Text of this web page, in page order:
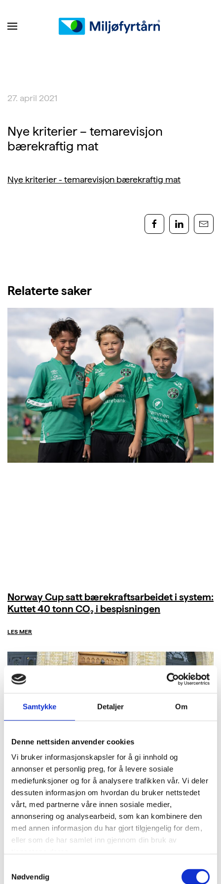
Samtykke Detaljer Om
Denne nettsiden anvender cookies
Vi bruker informasjonskapsler for å gi innhold og
annonser et personlig preg, for å levere sosiale
mediefunksjoner og for å analysere trafikken vår. Vi deler
dessuten informasjon om hvordan du bruker nettstedet
vårt, med partnerne våre innen sosiale medier,
annonsering og analysearbeid, som kan kombinere den
med annen informasjon du har gjort tilgjengelig for dem,
eller som de har samlet inn gjennom din bruk av
Nødvendig
27. april 2021
Nye kriterier – temarevisjon
bærekraftig mat
Nye kriterier - temarevisjon bærekraftig mat
Relaterte saker
Norway Cup satt bærekraftsarbeidet i system:
Kuttet 40 tonn CO₂ i bespisningen
LES MER